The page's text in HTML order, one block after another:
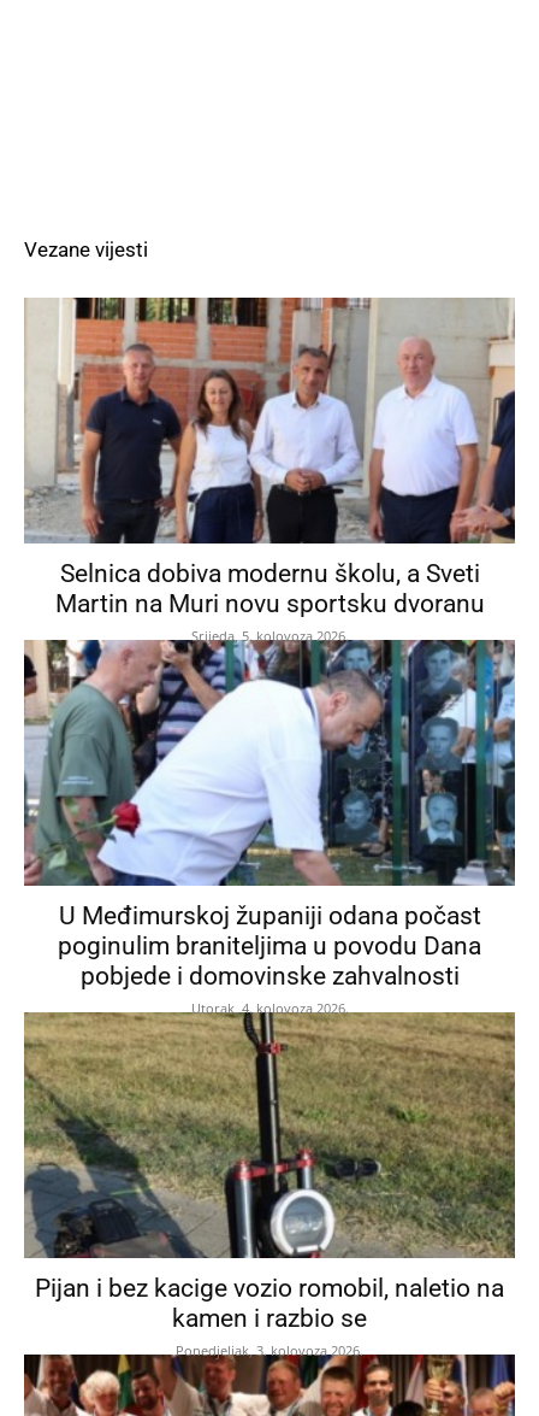
Vezane vijesti
Selnica dobiva modernu školu, a Sveti
Martin na Muri novu sportsku dvoranu
Srijeda, 5. kolovoza 2026.
U Međimurskoj županiji odana počast
poginulim braniteljima u povodu Dana
pobjede i domovinske zahvalnosti
Utorak, 4. kolovoza 2026.
Pijan i bez kacige vozio romobil, naletio na
kamen i razbio se
Ponedjeljak, 3. kolovoza 2026.